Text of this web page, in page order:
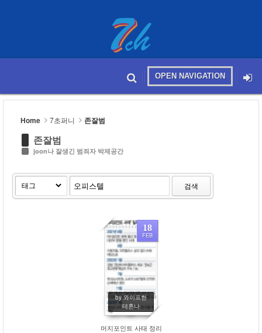
메뉴 건너뛰기
OPEN NAVIGATION
본문시작
Home 7초퍼니 존잘범
존잘범
joon나 잘생긴 범죄자 박제공간
검색
18
FEB
by 와이프한
테혼나
195
머지포인트 사태 정리
Sketchbook5, 스케치북5
Sketchbook5, 스케치북5